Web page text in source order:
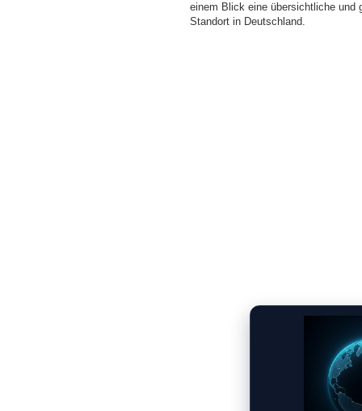
einem Blick eine übersichtliche und
Standort in Deutschland.